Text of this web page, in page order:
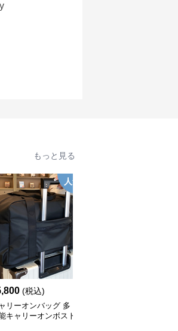
もっと見る
人気
(税込)
リーオンバッグ 多
キャリーオンボスト